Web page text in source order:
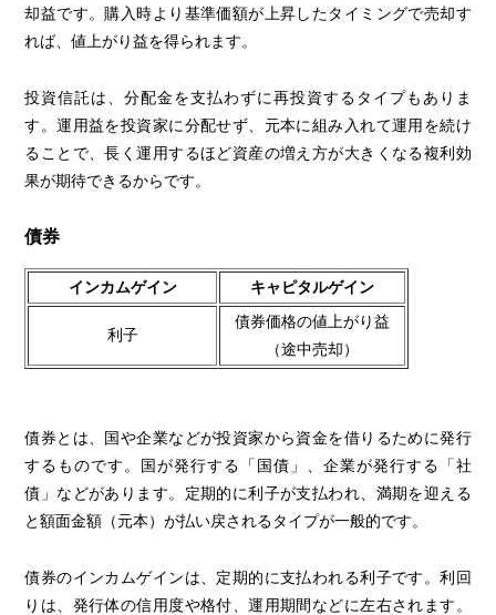
却益です。購入時より基準価額が上昇したタイミングで売却す
れば、値上がり益を得られます。
投資信託は、分配金を支払わずに再投資するタイプもありま
す。運用益を投資家に分配せず、元本に組み入れて運用を続け
ることで、長く運用するほど資産の増え方が大きくなる複利効
果が期待できるからです。
債券
インカムゲイン キャピタルゲイン
利子
債券価格の値上がり益
（途中売却）
債券とは、国や企業などが投資家から資金を借りるために発行
するものです。国が発行する「国債」、企業が発行する「社
債」などがあります。定期的に利子が支払われ、満期を迎える
と額面金額（元本）が払い戻されるタイプが一般的です。
債券のインカムゲインは、定期的に支払われる利子です。利回
りは、発行体の信用度や格付、運用期間などに左右されます。